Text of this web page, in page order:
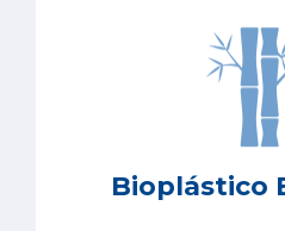
Bioplástico